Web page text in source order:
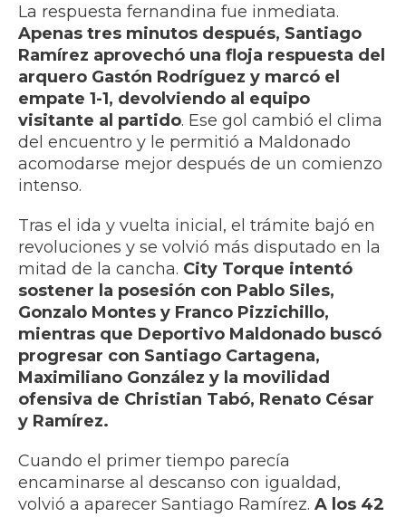
La respuesta fernandina fue inmediata.
Apenas tres minutos después, Santiago
Ramírez aprovechó una floja respuesta del
arquero Gastón Rodríguez y marcó el
empate 1-1, devolviendo al equipo
visitante al partido. Ese gol cambió el clima
del encuentro y le permitió a Maldonado
acomodarse mejor después de un comienzo
intenso.
Tras el ida y vuelta inicial, el trámite bajó en
revoluciones y se volvió más disputado en la
mitad de la cancha. City Torque intentó
sostener la posesión con Pablo Siles,
Gonzalo Montes y Franco Pizzichillo,
mientras que Deportivo Maldonado buscó
progresar con Santiago Cartagena,
Maximiliano González y la movilidad
ofensiva de Christian Tabó, Renato César
y Ramírez.
Cuando el primer tiempo parecía
encaminarse al descanso con igualdad,
volvió a aparecer Santiago Ramírez. A los 42